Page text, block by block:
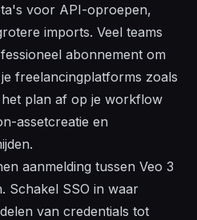
voor API-oproepen,
imports. Veel teams
abonnement om
freelancingplatforms zoals
plan af op je workflow
assetcreatie en
aanmelding tussen Veo 3
Schakel SSO in waar
van credentials tot